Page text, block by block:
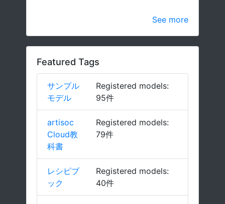
See more
Featured Tags
サンプル
モデル
Registered models:
95件
artisoc
Cloud教
科書
Registered models:
79件
レシピブ
ック
Registered models:
40件